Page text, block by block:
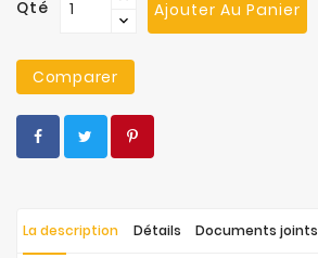
Qté Ajouter Au Panier
Comparer
La description Détails Documents joints